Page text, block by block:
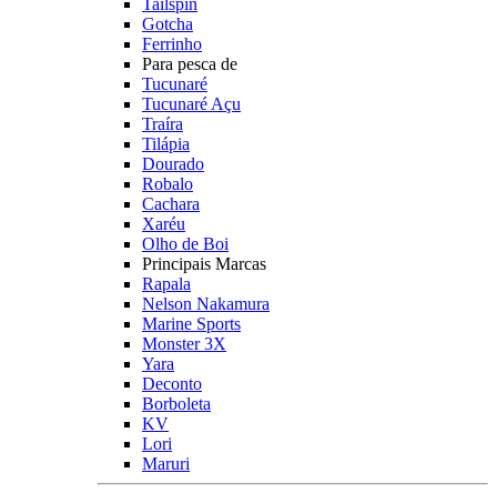
Tailspin
Gotcha
Ferrinho
Para pesca de
Tucunaré
Tucunaré Açu
Traíra
Tilápia
Dourado
Robalo
Cachara
Xaréu
Olho de Boi
Principais Marcas
Rapala
Nelson Nakamura
Marine Sports
Monster 3X
Yara
Deconto
Borboleta
KV
Lori
Maruri